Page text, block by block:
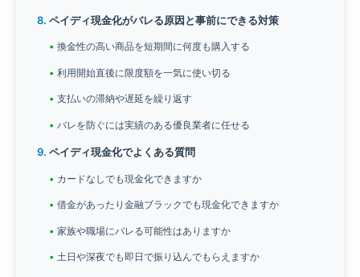
ペイディ現金化がバレる原因と事前にできる対策
換金性の高い商品を短期間に何度も購入する
利用開始直後に限度額を一気に使い切る
支払いの滞納や遅延を繰り返す
バレを防ぐには実績のある優良業者に任せる
ペイディ現金化でよくある質問
カードなしでも現金化できますか
借金があったり金融ブラックでも現金化できますか
家族や職場にバレる可能性はありますか
土日や深夜でも即日で振り込んでもらえますか